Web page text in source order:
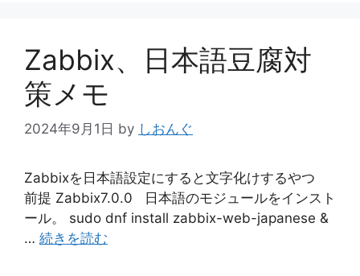
Zabbix、日本語豆腐対
策メモ
2024年9月1日 by しおんぐ
Zabbixを日本語設定にすると文字化けするやつ
前提 Zabbix7.0.0 日本語のモジュールをインスト
ール。 sudo dnf install zabbix-web-japanese &
… 続きを読む